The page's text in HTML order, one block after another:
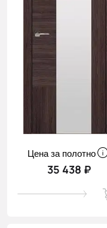
Цена за полотно
35 438 ₽